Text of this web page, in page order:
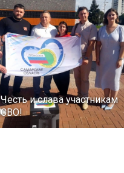
Честь и слава участникам
СВО!